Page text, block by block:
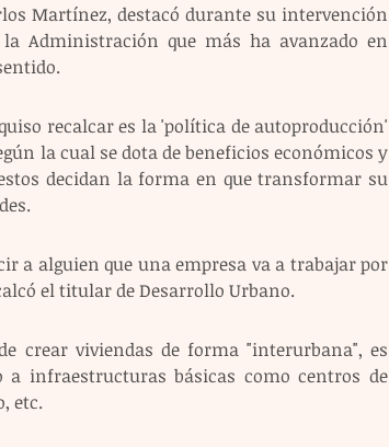
Martínez, destacó durante su intervención
Administración que más ha avanzado en
recalcar es la 'política de autoproducción'
la cual se dota de beneficios económicos y
decidan la forma en que transformar su
a alguien que una empresa va a trabajar por
el titular de Desarrollo Urbano.
crear viviendas de forma "interurbana", es
infraestructuras básicas como centros de
etc.